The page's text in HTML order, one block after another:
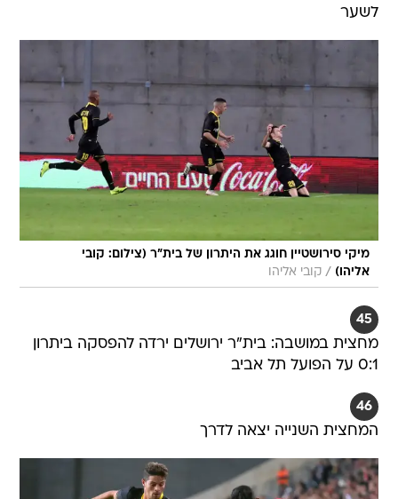
לשער
מיקי סירושטיין חוגג את היתרון של בית"ר (צילום: קובי
אליהו) / קובי אליהו
45
מחצית במושבה: בית"ר ירושלים ירדה להפסקה ביתרון
0:1 על הפועל תל אביב
46
המחצית השנייה יצאה לדרך